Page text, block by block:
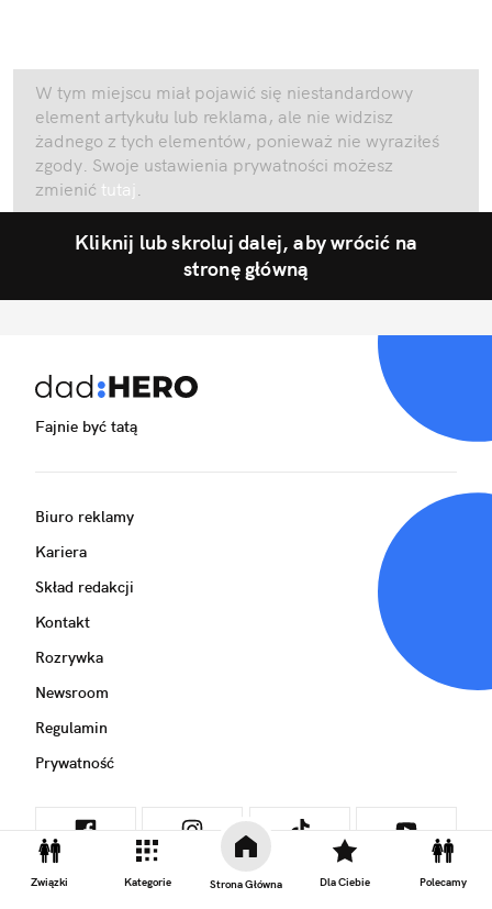
Związki Kategorie Strona Główna Dla Ciebie Polecamy
W tym miejscu miał pojawić się niestandardowy
element artykułu lub reklama, ale nie widzisz
żadnego z tych elementów, ponieważ nie wyraziłeś
zgody. Swoje ustawienia prywatności możesz
zmienić tutaj .
Kliknij lub skroluj dalej, aby wrócić na
stronę główną
Fajnie być tatą
Biuro reklamy
Kariera
Skład redakcji
Kontakt
Rozrywka
Newsroom
Regulamin
Prywatność